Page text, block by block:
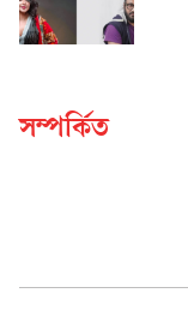
সম্পর্কিত